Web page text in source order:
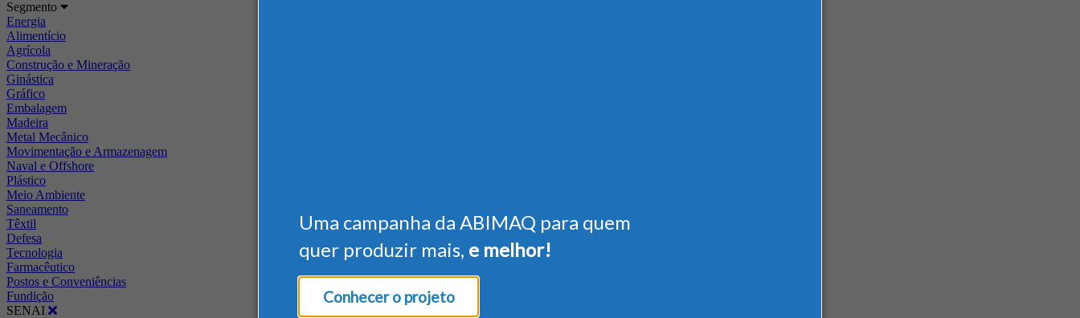
Uma campanha da ABIMAQ para quem
quer produzir mais, e melhor!
Conhecer o projeto
Segmento
Energia
Alimentício
Agrícola
Construção e Mineração
Ginástica
Gráfico
Embalagem
Madeira
Metal Mecânico
Movimentação e Armazenagem
Naval e Offshore
Plástico
Meio Ambiente
Saneamento
Têxtil
Defesa
Tecnologia
Farmacêutico
Postos e Conveniências
Fundição
SENAI